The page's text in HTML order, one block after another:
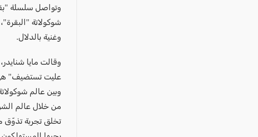
وتواصل سلسلة
شوكولاتة
وغنية بالدلال.
وقالت مايا
عليت تستضيف" هي
وبين عالم
من خلال عالم
تخلق تجربة تذوّق